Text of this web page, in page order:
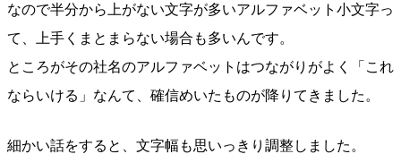
なので半分から上がない文字が多いアルファベット小文字っ
て、上手くまとまらない場合も多いんです。
ところがその社名のアルファベットはつながりがよく「これ
ならいける」なんて、確信めいたものが降りてきました。
細かい話をすると、文字幅も思いっきり調整しました。